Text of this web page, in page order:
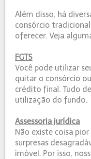
Além disso, há
consórcio
oferecer. Veja
FGTS
Você pode utilizar
quitar o consórcio
crédito final. Tudo
utilização do fundo.
Assessoria jurídica
Não existe coisa
surpresas
imóvel. Por isso,